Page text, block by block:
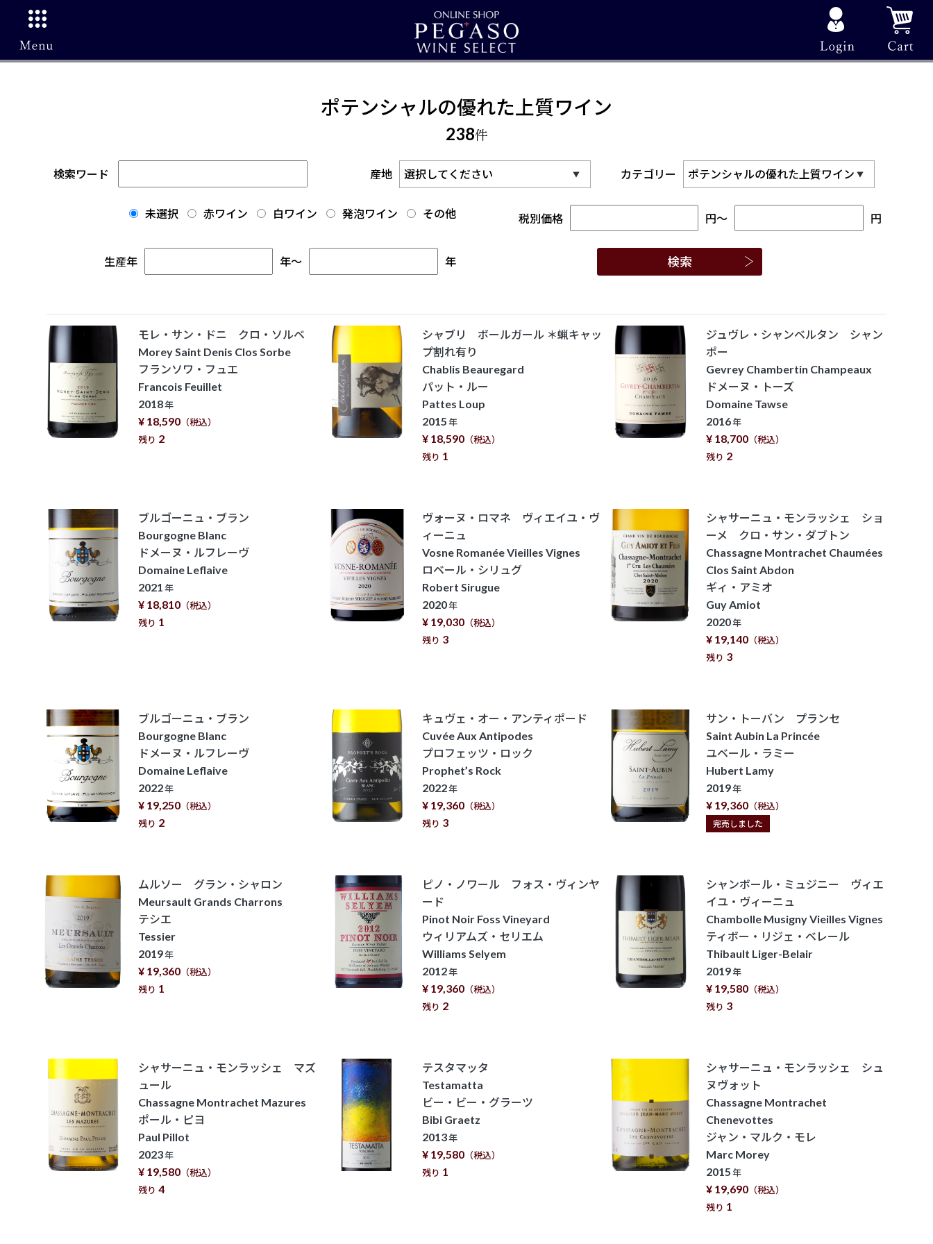
ポテンシャルの優れた上質ワイン
238件
検索ワード 産地 カテゴリー
未選択 赤ワイン 白ワイン 発泡ワイン その他 税別価格 円～ 円
生産年 年～ 年
モレ・サン・ドニ クロ・ソルベ
Morey Saint Denis Clos Sorbe
フランソワ・フュエ
Francois Feuillet
2018年
¥ 18,590 （税込）
残り 2
シャブリ ボールガール ＊蝋キャッ
プ割れ有り
Chablis Beauregard
パット・ルー
Pattes Loup
2015年
¥ 18,590（税込）
残り 1
ジュヴレ・シャンベルタン シャン
ポー
Gevrey Chambertin Champeaux
ドメーヌ・トーズ
Domaine Tawse
2016年
¥ 18,700（税込）
残り 2
ブルゴーニュ・ブラン
Bourgogne Blanc
ドメーヌ・ルフレーヴ
Domaine Leflaive
2021年
¥ 18,810 （税込）
残り 1
ヴォーヌ・ロマネ ヴィエイユ・ヴ
ィーニュ
Vosne Romanée Vieilles Vignes
ロベール・シリュグ
Robert Sirugue
2020年
¥ 19,030（税込）
残り 3
シャサーニュ・モンラッシェ ショ
ーメ クロ・サン・ダブトン
Chassagne Montrachet Chaumées
Clos Saint Abdon
ギィ・アミオ
Guy Amiot
2020年
¥ 19,140（税込）
残り 3
ブルゴーニュ・ブラン
Bourgogne Blanc
ドメーヌ・ルフレーヴ
Domaine Leflaive
2022年
¥ 19,250 （税込）
残り 2
キュヴェ・オー・アンティポード
Cuvée Aux Antipodes
プロフェッツ・ロック
Prophet’s Rock
2022年
¥ 19,360（税込）
残り 3
サン・トーバン プランセ
Saint Aubin La Princée
ユベール・ラミー
Hubert Lamy
2019年
¥ 19,360（税込）
完売しました
ムルソー グラン・シャロン
Meursault Grands Charrons
テシエ
Tessier
2019年
¥ 19,360 （税込）
残り 1
ピノ・ノワール フォス・ヴィンヤ
ード
Pinot Noir Foss Vineyard
ウィリアムズ・セリエム
Williams Selyem
2012年
¥ 19,360（税込）
残り 2
シャンボール・ミュジニー ヴィエ
イユ・ヴィーニュ
Chambolle Musigny Vieilles Vignes
ティボー・リジェ・ベレール
Thibault Liger-Belair
2019年
¥ 19,580（税込）
残り 3
シャサーニュ・モンラッシェ マズ
ュール
Chassagne Montrachet Mazures
ポール・ピヨ
Paul Pillot
2023年
¥ 19,580 （税込）
残り 4
テスタマッタ
Testamatta
ビー・ビー・グラーツ
Bibi Graetz
2013年
¥ 19,580（税込）
残り 1
シャサーニュ・モンラッシェ シュ
ヌヴォット
Chassagne Montrachet
Chenevottes
ジャン・マルク・モレ
Marc Morey
2015年
¥ 19,690（税込）
残り 1